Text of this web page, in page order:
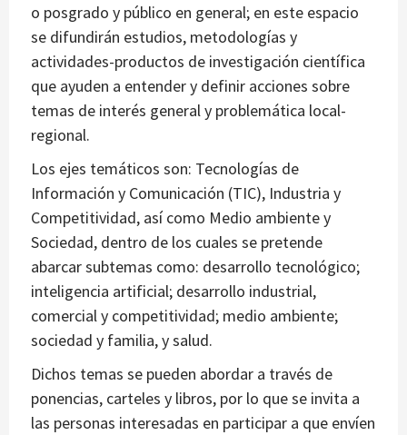
o posgrado y público en general; en este espacio
se difundirán estudios, metodologías y
actividades-productos de investigación científica
que ayuden a entender y definir acciones sobre
temas de interés general y problemática local-
regional.
Los ejes temáticos son: Tecnologías de
Información y Comunicación (TIC), Industria y
Competitividad, así como Medio ambiente y
Sociedad, dentro de los cuales se pretende
abarcar subtemas como: desarrollo tecnológico;
inteligencia artificial; desarrollo industrial,
comercial y competitividad; medio ambiente;
sociedad y familia, y salud.
Dichos temas se pueden abordar a través de
ponencias, carteles y libros, por lo que se invita a
las personas interesadas en participar a que envíen